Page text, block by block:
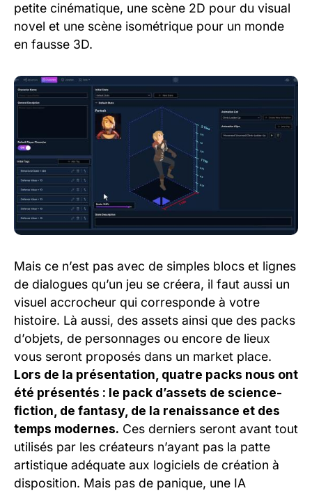
petite cinématique, une scène 2D pour du visual
novel et une scène isométrique pour un monde
en fausse 3D.
Mais ce n’est pas avec de simples blocs et lignes
de dialogues qu’un jeu se créera, il faut aussi un
visuel accrocheur qui corresponde à votre
histoire. Là aussi, des assets ainsi que des packs
d’objets, de personnages ou encore de lieux
vous seront proposés dans un market place.
Lors de la présentation, quatre packs nous ont
été présentés : le pack d’assets de science-
fiction, de fantasy, de la renaissance et des
temps modernes. Ces derniers seront avant tout
utilisés par les créateurs n’ayant pas la patte
artistique adéquate aux logiciels de création à
disposition. Mais pas de panique, une IA